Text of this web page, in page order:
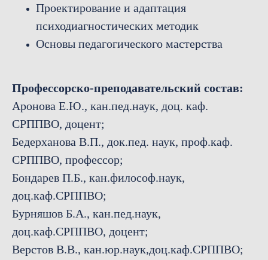
Проектирование и адаптация
психодиагностических методик
Основы педагогического мастерства
Профессорско-преподавательский состав:
Аронова Е.Ю., кан.пед.наук, доц. каф.
СРППВО, доцент;
Бедерханова В.П., док.пед. наук, проф.каф.
СРППВО, профессор;
Бондарев П.Б., кан.философ.наук,
доц.каф.СРППВО;
Бурняшов Б.А., кан.пед.наук,
доц.каф.СРППВО, доцент;
Верстов В.В., кан.юр.наук,доц.каф.СРППВО;